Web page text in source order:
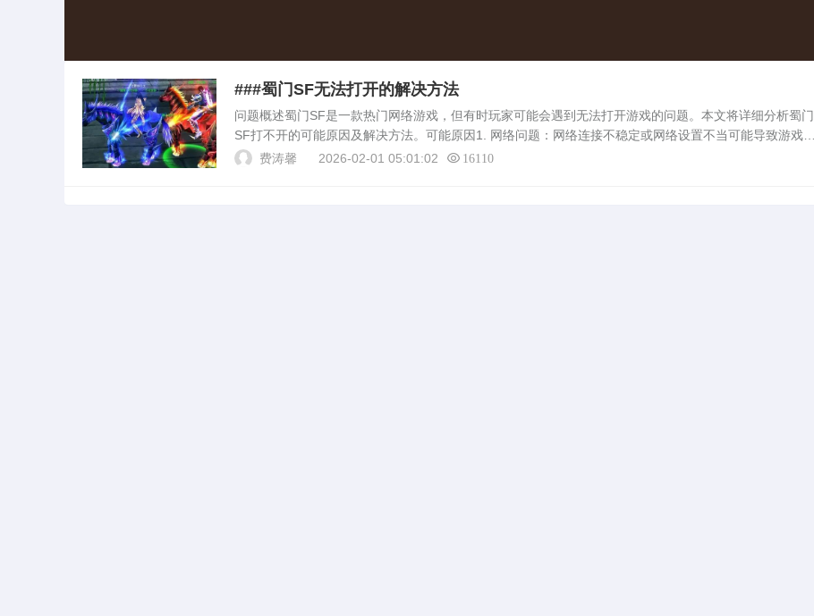
###蜀门SF无法打开的解决方法
问题概述蜀门SF是一款热门网络游戏，但有时玩家可能会遇到无法打开游戏的问题。本文将详细分析蜀门
SF打不开的可能原因及解决方法。可能原因1. 网络问题：网络连接不稳定或网络设置不当可能导致游戏无
法正常启动。 2. 游戏文件损坏：游戏安装文件可能因各种原因损坏，导致游戏无法运行。 3. 客户
费涛馨 2026-02-01 05:01:02 16110